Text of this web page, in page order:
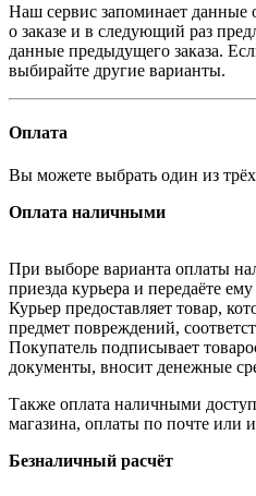
Наш сервис запоминает данные
о заказе и в следующий раз
данные предыдущего заказа.
выбирайте другие варианты.
Оплата
Вы можете выбрать один из
Оплата наличными
При выборе варианта оплаты
приезда курьера и передаёте
Курьер предоставляет товар,
предмет повреждений,
Покупатель подписывает
документы, вносит денежные
Также оплата наличными
магазина, оплаты по почте или
Безналичный расчёт